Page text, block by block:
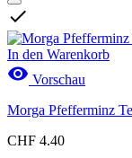

In den Warenkorb
 Vorschau
Morga Pfefferminz
CHF 4.40